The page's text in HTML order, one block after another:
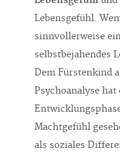
Lebensgefühl.
sinnvollerweise
selbstbejahendes
Dem Fürstenkind
Psychoanalyse
Machtgefühl
als soziales